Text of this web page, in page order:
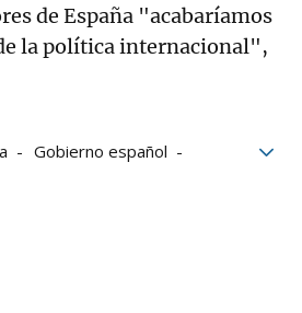
de España "acabaríamos
la política internacional",
Gobierno español